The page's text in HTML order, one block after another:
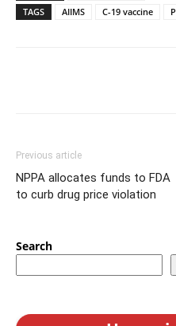
TAGS
AIIMS C-19 vaccine
Previous article
NPPA allocates funds to FDA
to curb drug price violation
Search